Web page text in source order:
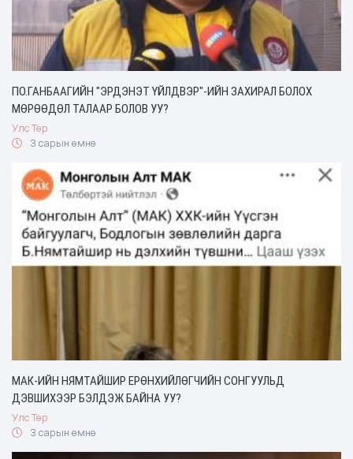
ПО.ГАНБААГИЙН "ЭРДЭНЭТ ҮЙЛДВЭР"-ИЙН ЗАХИРАЛ БОЛОХ
МӨРӨӨДӨЛ ТАЛААР БОЛОВ УУ?
Улс Төр
3 сарын өмнө
МАК-ИЙН НЯМТАЙШИР ЕРӨНХИЙЛӨГЧИЙН СОНГУУЛЬД
ДЭВШИХЭЭР БЭЛДЭЖ БАЙНА УУ?
Улс Төр
3 сарын өмнө